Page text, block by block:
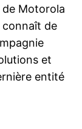
Motorola
connaît de
et
entité